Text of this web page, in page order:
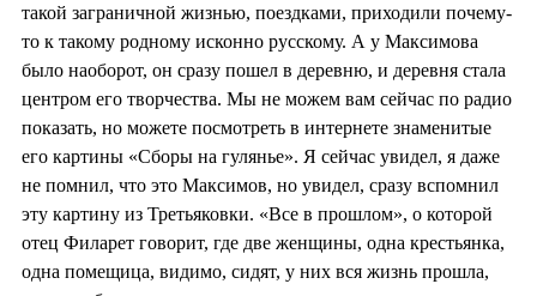
такой заграничной жизнью, поездками, приходили почему-
то к такому родному исконно русскому. А у Максимова
было наоборот, он сразу пошел в деревню, и деревня стала
центром его творчества. Мы не можем вам сейчас по радио
показать, но можете посмотреть в интернете знаменитые
его картины «Сборы на гулянье». Я сейчас увидел, я даже
не помнил, что это Максимов, но увидел, сразу вспомнил
эту картину из Третьяковки. «Все в прошлом», о которой
отец Филарет говорит, где две женщины, одна крестьянка,
одна помещица, видимо, сидят, у них вся жизнь прошла,